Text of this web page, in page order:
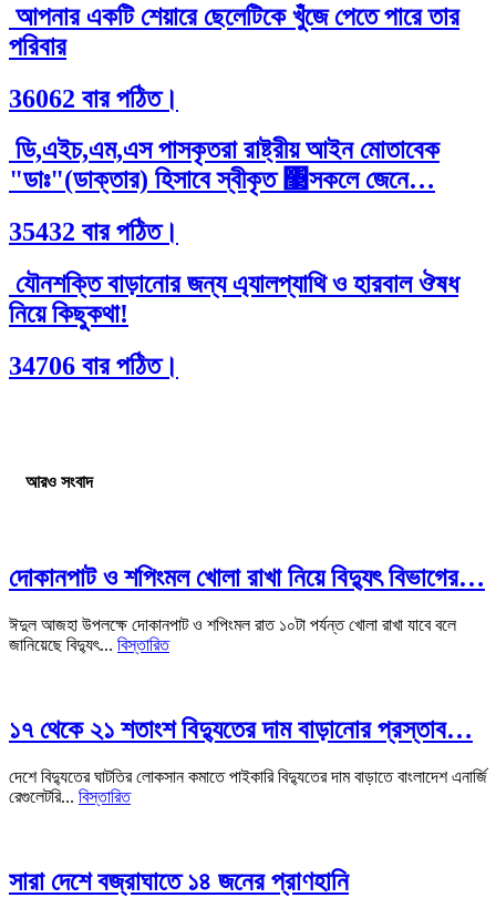
আপনার একটি শেয়ারে ছেলেটিকে খুঁজে পেতে পারে তার
পরিবার
36062 বার পঠিত।
ডি,এইচ,এম,এস পাসকৃতরা রাষ্ট্রীয় আইন মোতাবেক
"ডাঃ"(ডাক্তার) হিসাবে স্বীকৃত ঳সকলে জেনে…
35432 বার পঠিত।
যৌনশক্তি বাড়ানোর জন্য এ্যালপ্যাথি ও হারবাল ঔষধ
নিয়ে কিছুকথা!
34706 বার পঠিত।
আরও সংবাদ
দোকানপাট ও শপিংমল খোলা রাখা নিয়ে বিদ্যুৎ বিভাগের…
ঈদুল আজহা উপলক্ষে দোকানপাট ও শপিংমল রাত ১০টা পর্যন্ত খোলা রাখা যাবে বলে
জানিয়েছে বিদ্যুৎ... বিস্তারিত
১৭ থেকে ২১ শতাংশ বিদ্যুতের দাম বাড়ানোর প্রস্তাব…
দেশে বিদ্যুতের ঘাটতির লোকসান কমাতে পাইকারি বিদ্যুতের দাম বাড়াতে বাংলাদেশ এনার্জি
রেগুলেটরি... বিস্তারিত
সারা দেশে বজ্রাঘাতে ১৪ জনের প্রাণহানি